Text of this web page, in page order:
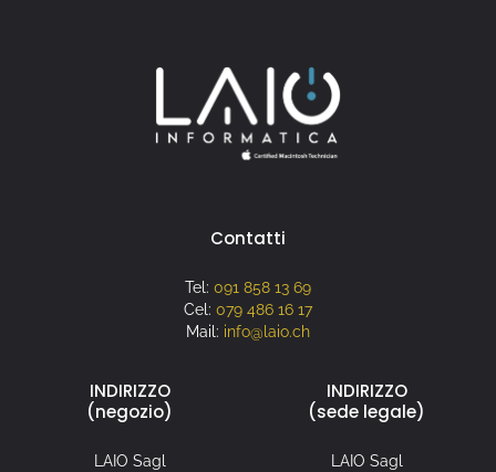
Contatti
Tel: 091 858 13 69
Cel: 079 486 16 17
Mail: info@laio.ch
INDIRIZZO
(negozio)
LAIO Sagl
INDIRIZZO
(sede legale)
LAIO Sagl